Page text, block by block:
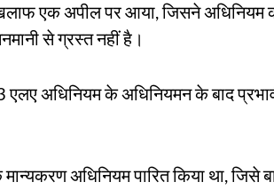
एक अपील पर आया, जिसने अधिनियम
से ग्रस्त नहीं है।
एलए अधिनियम के अधिनियमन के बाद
अधिनियम पारित किया था, जिसे